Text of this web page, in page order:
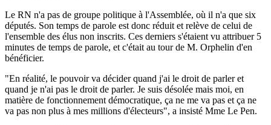
Le RN n'a pas de groupe politique à l'Assemblée, où il n'a que six
députés. Son temps de parole est donc réduit et relève de celui de
l'ensemble des élus non inscrits. Ces derniers s'étaient vu attribuer 5
minutes de temps de parole, et c'était au tour de M. Orphelin d'en
bénéficier.
"En réalité, le pouvoir va décider quand j'ai le droit de parler et
quand je n'ai pas le droit de parler. Je suis désolée mais moi, en
matière de fonctionnement démocratique, ça ne me va pas et ça ne
va pas non plus à mes millions d'électeurs", a insisté Mme Le Pen.